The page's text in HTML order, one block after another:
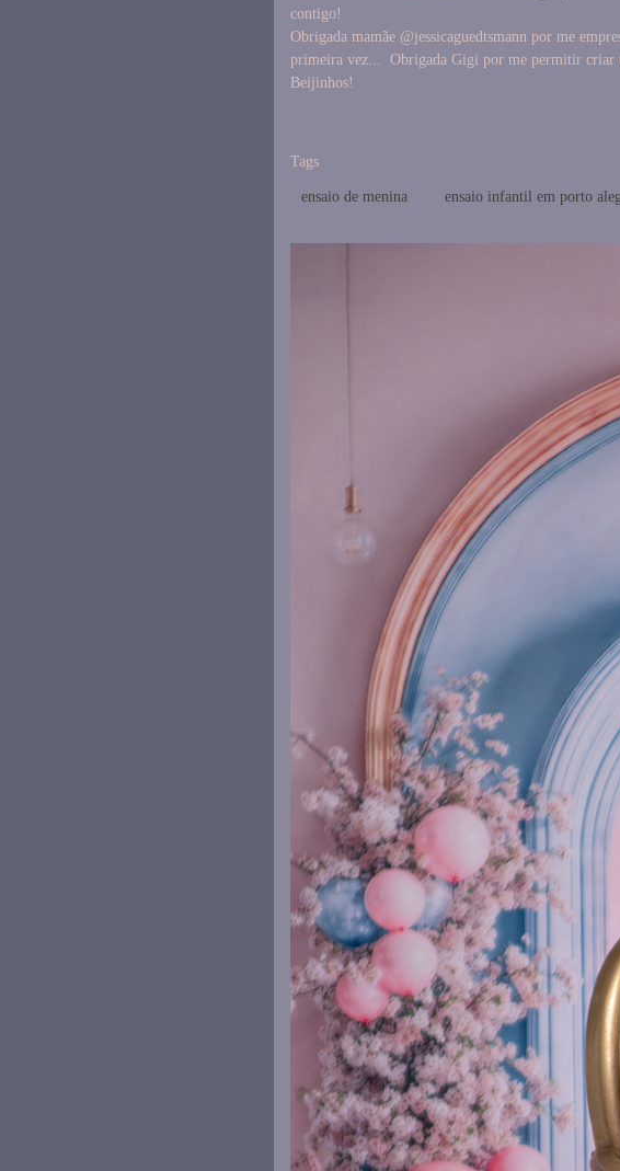
contigo!
Obrigada mamãe @jessicaguedtsmann por me
primeira vez... Obrigada Gigi por me permitir criar
Beijinhos!
Tags
ensaio de menina ensaio infantil em porto